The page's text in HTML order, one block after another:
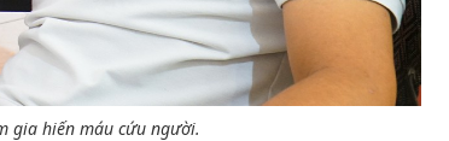
gia hiến máu cứu người.